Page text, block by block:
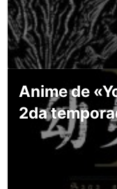
Anime de
2da